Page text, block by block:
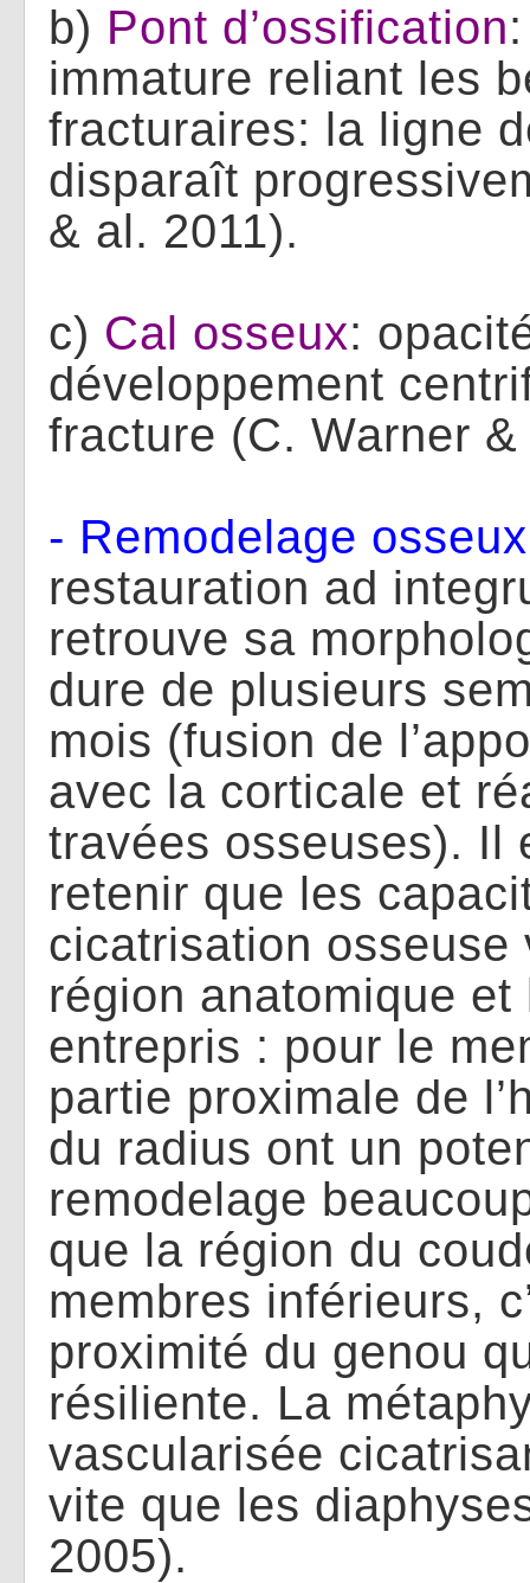
b) Pont d’ossification
immature reliant les
fracturaires: la ligne
disparaît
& al. 2011).
c) Cal osseux:
développement
fracture (C. Warner
- Remodelage
restauration ad
retrouve sa
dure de plusieurs
mois (fusion de
avec la corticale et
travées osseuses). Il
retenir que les
cicatrisation osseuse
région anatomique et
entrepris : pour le
partie proximale de
du radius ont un
remodelage
que la région du
membres inférieurs,
proximité du genou
résiliente. La
vascularisée
vite que les
2005).